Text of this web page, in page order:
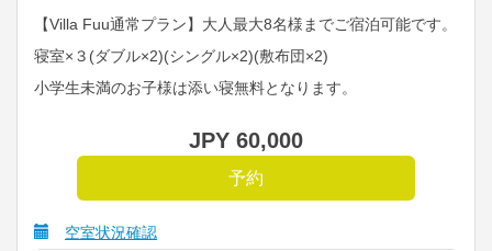
【Villa Fuu通常プラン】大人最大8名様までご宿泊可能です。
寝室×３(ダブル×2)(シングル×2)(敷布団×2)
小学生未満のお子様は添い寝無料となります。
JPY 60,000
空室状況確認